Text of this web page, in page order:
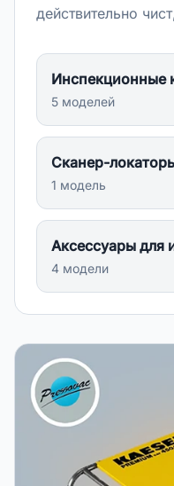
действительно
Инспекционные
5 моделей
Сканер-
1 модель
Аксессуары для
4 модели